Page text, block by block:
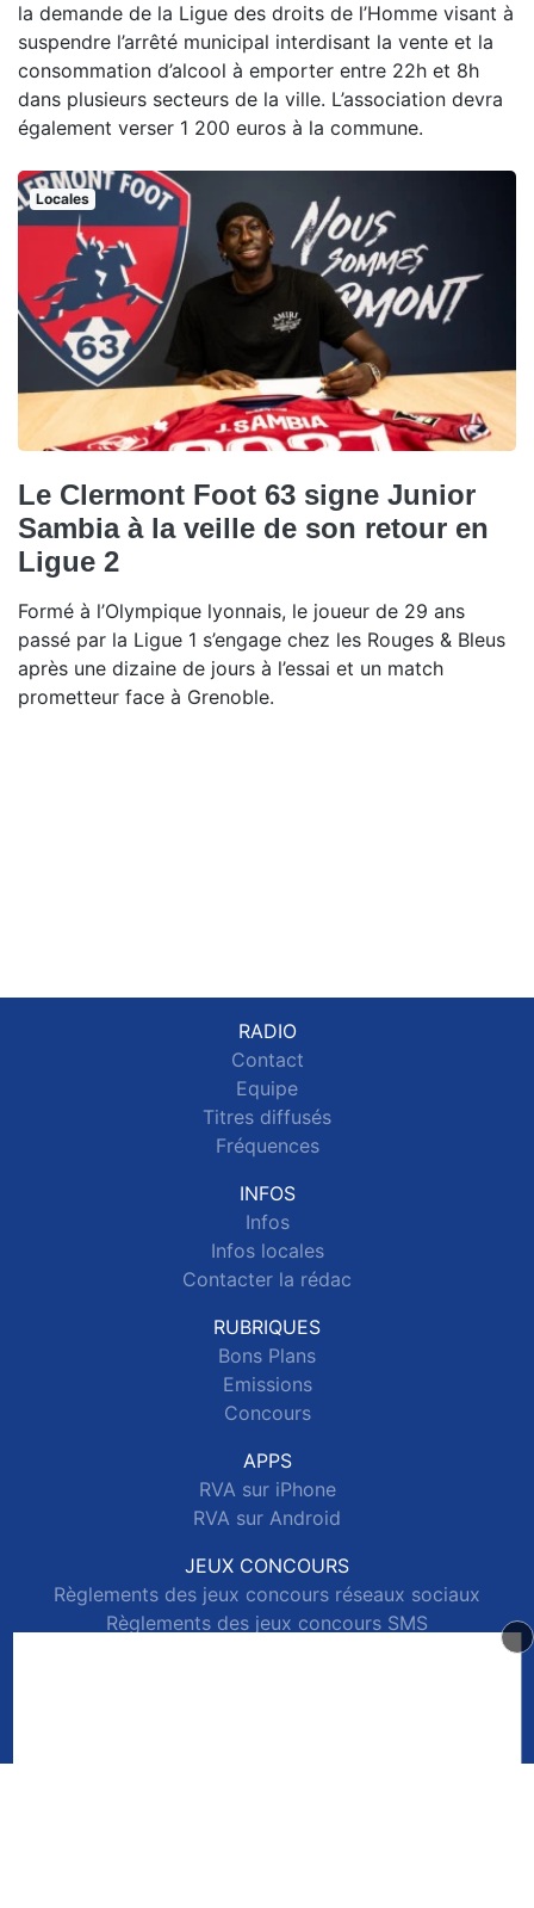
la demande de la Ligue des droits de l’Homme visant à
suspendre l’arrêté municipal interdisant la vente et la
consommation d’alcool à emporter entre 22h et 8h
dans plusieurs secteurs de la ville. L’association devra
également verser 1 200 euros à la commune.
Locales
Le Clermont Foot 63 signe Junior
Sambia à la veille de son retour en
Ligue 2
Formé à l’Olympique lyonnais, le joueur de 29 ans
passé par la Ligue 1 s’engage chez les Rouges & Bleus
après une dizaine de jours à l’essai et un match
prometteur face à Grenoble.
RADIO
Contact
Equipe
Titres diffusés
Fréquences
INFOS
Infos
Infos locales
Contacter la rédac
RUBRIQUES
Bons Plans
Emissions
Concours
APPS
RVA sur iPhone
RVA sur Android
JEUX CONCOURS
Règlements des jeux concours réseaux sociaux
Règlements des jeux concours SMS